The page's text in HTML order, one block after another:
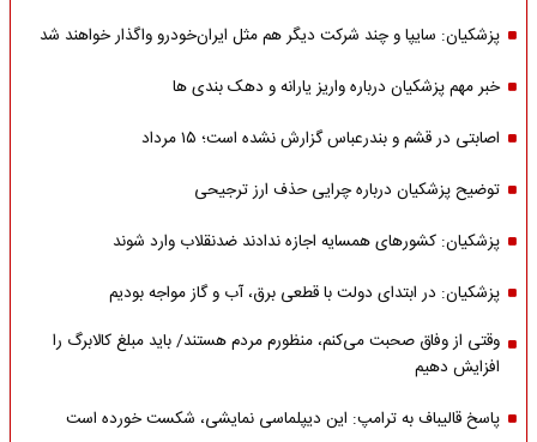
پزشکیان: سایپا و چند شرکت دیگر هم مثل ایران‌خودرو واگذار خواهند شد
خبر مهم پزشکیان درباره واریز یارانه و دهک بندی ها
اصابتی در قشم و بندرعباس گزارش نشده است؛ ۱۵ مرداد
توضیح پزشکیان درباره چرایی حذف ارز ترجیحی
پزشکیان: کشورهای همسایه اجازه ندادند ضدنقلاب وارد شوند
پزشکیان: در ابتدای دولت با قطعی برق، آب و گاز مواجه بودیم
وقتی از وفاق صحبت می‌کنم، منظورم مردم هستند/ باید مبلغ کالابرگ را
افزایش دهیم
پاسخ قالیباف به ترامپ: این دیپلماسی نمایشی، شکست خورده است